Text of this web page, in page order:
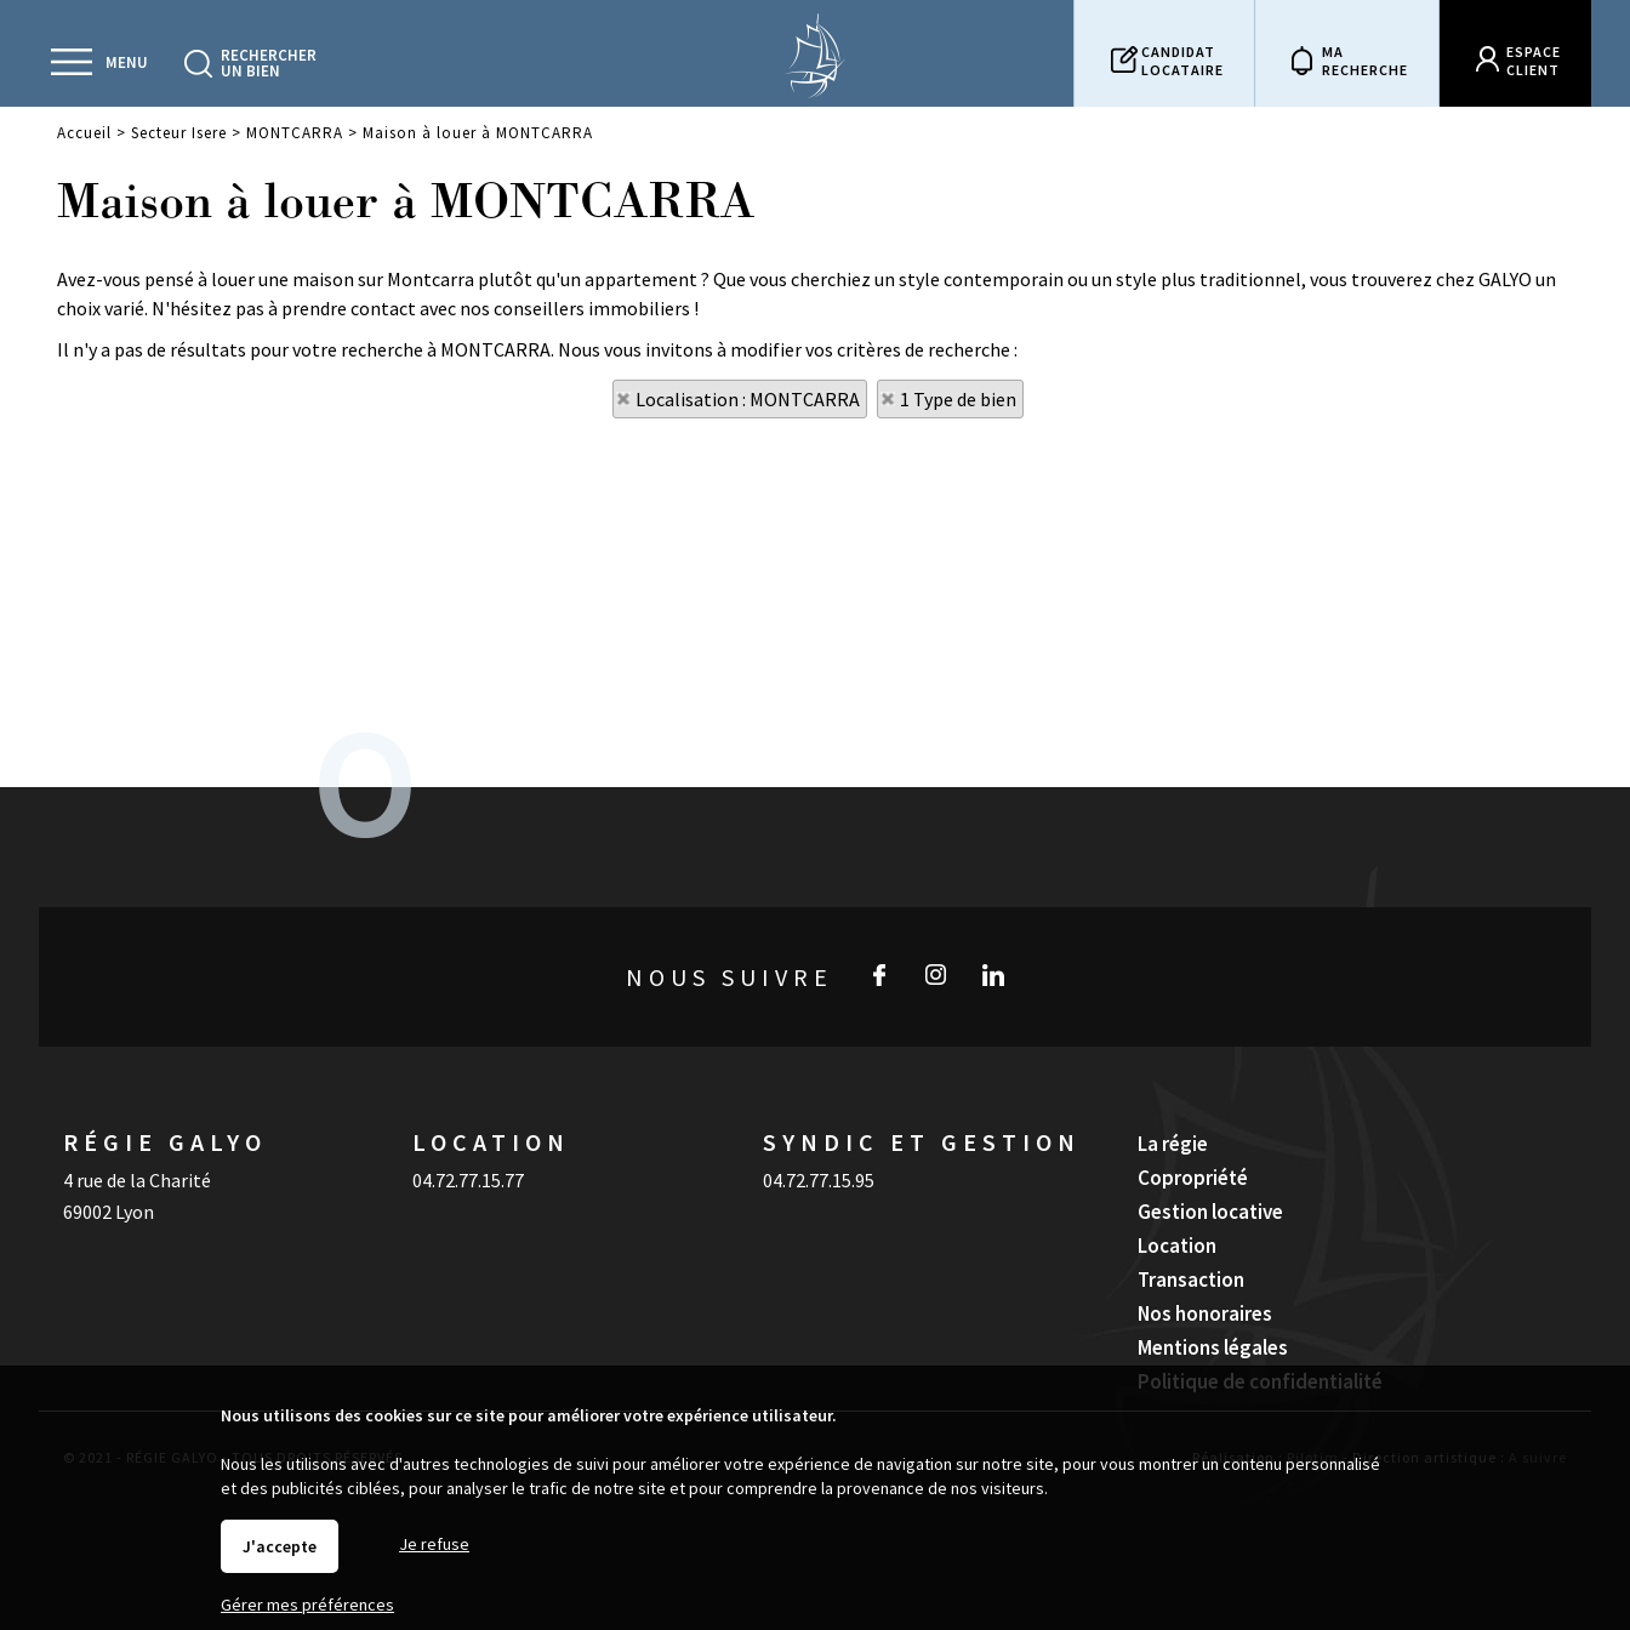
CANDIDAT
LOCATAIRE
MA
RECHERCHE
ESPACE
CLIENT
RECHERCHER
UN BIEN
MENU
Accueil > Secteur Isere > MONTCARRA > Maison à louer à MONTCARRA
Maison à louer à MONTCARRA
Avez-vous pensé à louer une maison sur Montcarra plutôt qu'un appartement ? Que vous cherchiez un style contemporain ou un style plus traditionnel, vous trouverez chez GALYO un
choix varié. N'hésitez pas à prendre contact avec nos conseillers immobiliers !
Il n'y a pas de résultats pour votre recherche à MONTCARRA. Nous vous invitons à modifier vos critères de recherche :
Localisation : MONTCARRA 1 Type de bien
NOUS SUIVRE
RÉGIE GALYO LOCATION SYNDIC ET GESTION
4 rue de la Charité
69002 Lyon
04.72.77.15.77 04.72.77.15.95
La régie
Copropriété
Gestion locative
Location
Transaction
Nos honoraires
Mentions légales
Politique de confidentialité
© 2021 - RÉGIE GALYO - TOUS DROITS RÉSERVÉS Réalisation :Pilotim- Direction artistique :
Nous utilisons des cookies sur ce site pour améliorer votre expérience utilisateur.
Nous les utilisons avec d'autres technologies de suivi pour améliorer votre expérience de navigation sur notre site, pour vous montrer un contenu personnalisé
et des publicités ciblées, pour analyser le trafic de notre site et pour comprendre la provenance de nos visiteurs.
J'accepte Je refuse
Gérer mes préférences